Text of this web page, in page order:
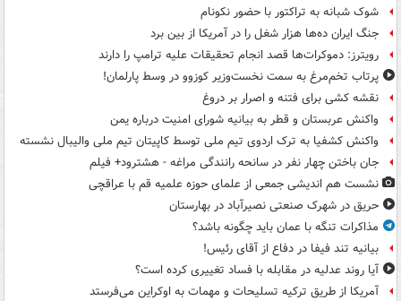
شوک شبانه به تراکتور با حضور نکونام
جنگ ایران ده‌ها هزار شغل را در آمریکا از بین برد
رویترز: دموکرات‌ها قصد انجام تحقیقات علیه ترامپ را دارند
پرتاب تخم‌مرغ به سمت نخست‌وزیر کوزوو در وسط پارلمان!
نقشه کشی برای فتنه و اصرار بر دروغ
واکنش عربستان و قطر به بیانیه شورای امنیت درباره یمن
واکنش کشفیا به ترک اردوی تیم ملی توسط کاپیتان تیم ملی والیبال نشسته
جان باختن چهار نفر در سانحه رانندگی مراغه - هشترود+ فیلم
نشست هم اندیشی جمعی از علمای حوزه علمیه قم با عراقچی
حریق در شهرک صنعتی نصیرآباد در بهارستان
مذاکرات تنگه با عمان باید چگونه باشد؟
بیانیه تند فیفا در دفاع از آقای رئیس!
آیا روند عدلیه در مقابله با فساد تغییری کرده است؟
آمریکا از طریق ترکیه تسلیحات و مهمات به اوکراین می‌فرستد